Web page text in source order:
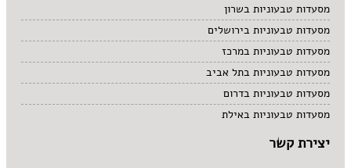
מסעדות טבעוניות בשרון
מסעדות טבעוניות בירושלים
מסעדות טבעוניות במרכז
מסעדות טבעוניות בתל אביב
מסעדות טבעוניות בדרום
מסעדות טבעוניות באילת
יצירת קשר